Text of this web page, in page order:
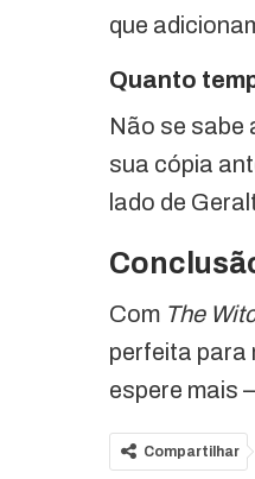
que
Quanto
Não se sabe
sua cópia
lado de
Com The
perfeita para
espere mais
Compartilhar